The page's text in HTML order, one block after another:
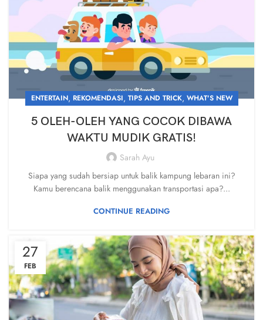
ENTERTAIN, REKOMENDASI, TIPS AND TRICK, WHAT'S NEW
5 OLEH-OLEH YANG COCOK DIBAWA
WAKTU MUDIK GRATIS!
Sarah Ayu
Siapa yang sudah bersiap untuk balik kampung lebaran ini?
Kamu berencana balik menggunakan transportasi apa?...
CONTINUE READING
27
FEB